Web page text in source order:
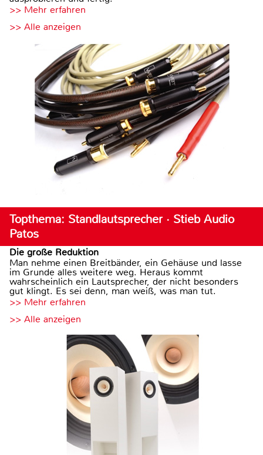
>> Mehr erfahren
>> Alle anzeigen
Topthema: Standlautsprecher · Stieb Audio
Patos
Die große Reduktion
Man nehme einen Breitbänder, ein Gehäuse und lasse
im Grunde alles weitere weg. Heraus kommt
wahrscheinlich ein Lautsprecher, der nicht besonders
gut klingt. Es sei denn, man weiß, was man tut.
>> Mehr erfahren
>> Alle anzeigen